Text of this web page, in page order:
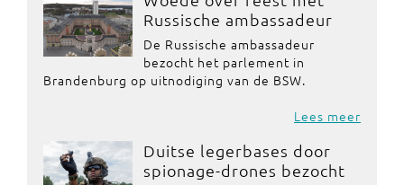
Russische ambassadeur
De Russische ambassadeur
bezocht het parlement in
Brandenburg op uitnodiging van de BSW.
Lees meer
Duitse legerbases door
spionage-drones bezocht